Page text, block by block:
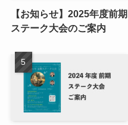
【お知らせ】2025年度前期
ステーク大会のご案内